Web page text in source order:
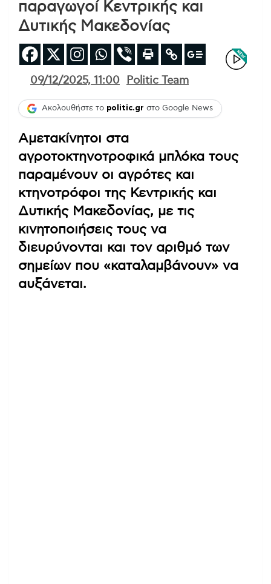
παραγωγοί Κεντρικής και
Δυτικής Μακεδονίας
09/12/2025, 11:00 Politic Team
Ακολουθήστε το politic.gr στο Google News
Αμετακίνητοι στα
αγροτοκτηνοτροφικά μπλόκα τους
παραμένουν οι αγρότες και
κτηνοτρόφοι της Κεντρικής και
Δυτικής Μακεδονίας, με τις
κινητοποιήσεις τους να
διευρύνονται και τον αριθμό των
σημείων που «καταλαμβάνουν» να
αυξάνεται.